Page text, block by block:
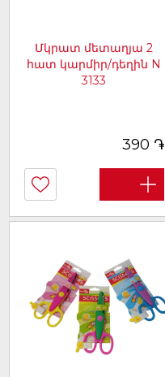
Մկրատ մետաղյա 2
հատ կարմիր/դեղին N
3133
390 ֏